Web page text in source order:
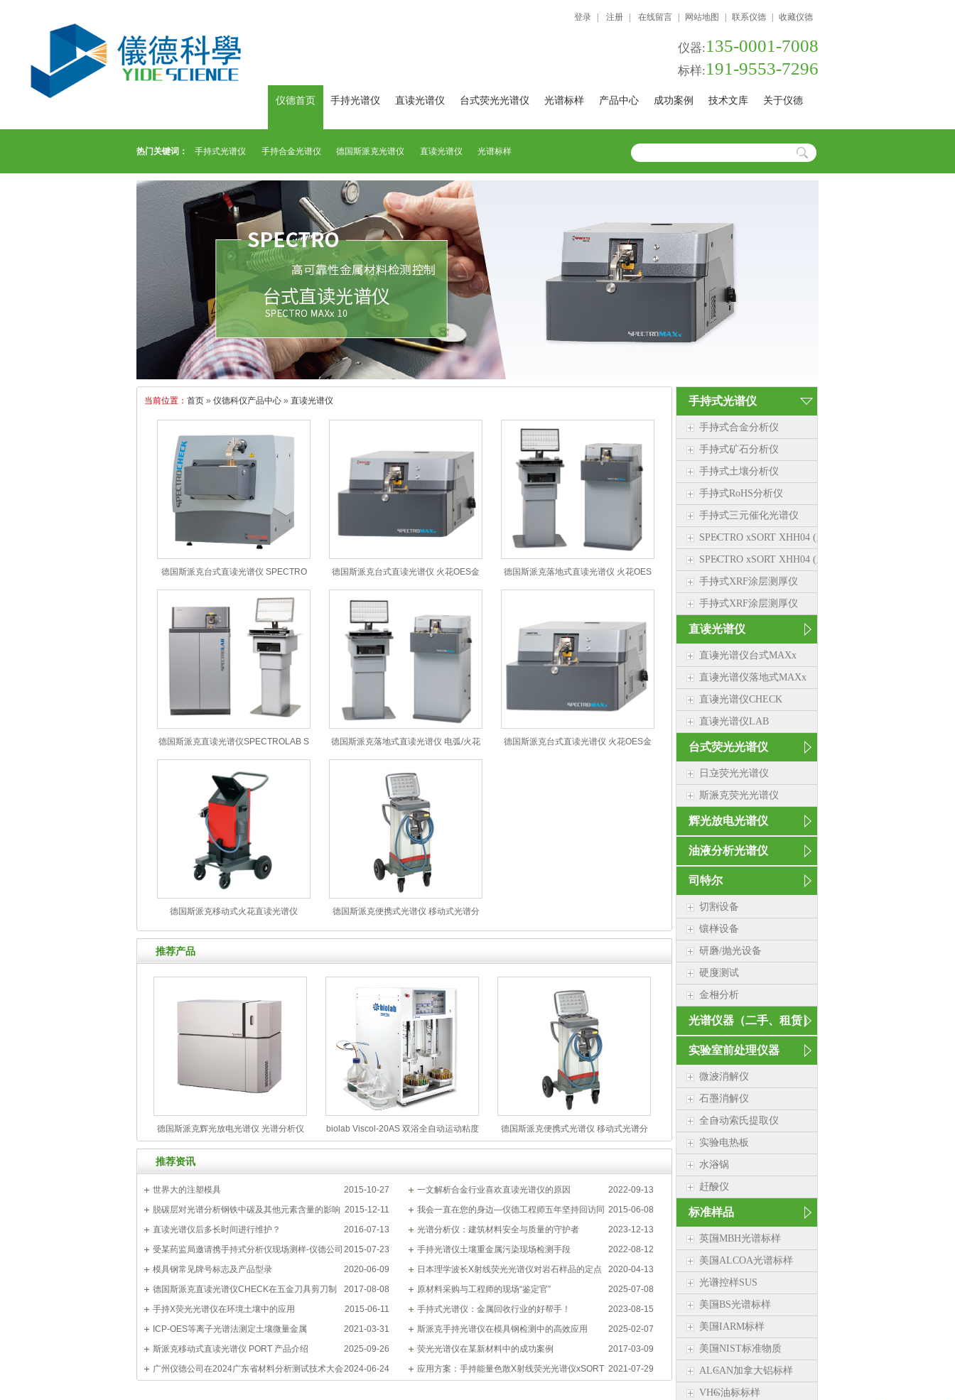
登录 注册 在线留言 网站地图 联系仪德 收藏仪德
仪器:135-0001-7008
标样:191-9553-7296
仪德首页 手持光谱仪 直读光谱仪 台式荧光光谱仪 光谱标样 产品中心 成功案例 技术文库 关于仪德
热门关键词： 手持式光谱仪 手持合金光谱仪 德国斯派克光谱仪 直读光谱仪 光谱标样
当前位置： 首页 » 仪德科仪产品中心 » 直读光谱仪
德国斯派克台式直读光谱仪 SPECTRO
CHECK02
德国斯派克台式直读光谱仪 火花OES金
属分析仪 SPECTROMAXx
德国斯派克落地式直读光谱仪 火花OES
金属分析仪 SPECTROMAXx
德国斯派克直读光谱仪SPECTROLAB S
– 高端金属分析真正意义上的革命
德国斯派克落地式直读光谱仪 电弧/火花
OES金属分析仪 SPECTROMAXx
德国斯派克台式直读光谱仪 火花OES金
德国斯派克移动式火花直读光谱仪
SPECTRO PORT
德国斯派克便携式光谱仪 移动式光谱分
析仪 SPECTRO TEST
推荐产品
德国斯派克辉光放电光谱仪 光谱分析仪
型号：GDA750/GDA550
biolab Viscol-20AS 双浴全自动运动粘度
计
德国斯派克便携式光谱仪 移动式光谱分
析仪 SPECTRO TEST
推荐资讯
2015-10-27
世界大的注塑模具 2022-09-13
一文解析合金行业喜欢直读光谱仪的原因
2015-12-11
脱碳层对光谱分析钢铁中碳及其他元素含量的影响 2015-06-08
我会一直在您的身边—仪德工程师五年坚持回访同
一客户
2016-07-13
直读光谱仪后多长时间进行维护？ 2023-12-13
光谱分析仪：建筑材料安全与质量的守护者
2015-07-23
受某药监局邀请携手持式分析仪现场测样-仪德公司 2022-08-12
手持光谱仪土壤重金属污染现场检测手段
2020-06-09
模具钢常见牌号标志及产品型录 2020-04-13
日本理学波长X射线荧光光谱仪对岩石样品的定点
分析及面扫描分析
2017-08-08
德国斯派克直读光谱仪CHECK在五金刀具剪刀制
造中的应用成功案例
2025-07-08
原材料采购与工程师的现场“鉴定官”
2015-06-11
手持X荧光光谱仪在环境土壤中的应用 2023-08-15
手持式光谱仪：金属回收行业的好帮手！
2021-03-31
ICP-OES等离子光谱法测定土壤微量金属 2025-02-07
斯派克手持光谱仪在模具钢检测中的高效应用
2025-09-26
斯派克移动式直读光谱仪 PORT 产品介绍 2017-03-09
荧光光谱仪在某新材料中的成功案例
2024-06-24
广州仪德公司在2024广东省材料分析测试技术大会
2021-07-29
应用方案：手持能量色散X射线荧光光谱仪xSORT
手持式光谱仪
手持式合金分析仪
手持式矿石分析仪
手持式土壤分析仪
手持式RoHS分析仪
手持式三元催化光谱仪
SPECTRO xSORT XHH04 (新品）
SPECTRO xSORT XHH04 (新品）
手持式XRF涂层测厚仪
手持式XRF涂层测厚仪
直读光谱仪
直读光谱仪台式MAXx
直读光谱仪落地式MAXx
直读光谱仪CHECK
直读光谱仪LAB
台式荧光光谱仪
日立荧光光谱仪
斯派克荧光光谱仪
辉光放电光谱仪
油液分析光谱仪
司特尔
切割设备
镶样设备
研磨/抛光设备
硬度测试
金相分析
光谱仪器（二手、租赁）
实验室前处理仪器
微波消解仪
石墨消解仪
全自动索氏提取仪
实验电热板
水浴锅
赶酸仪
标准样品
英国MBH光谱标样
美国ALCOA光谱标样
光谱控样SUS
美国BS光谱标样
美国IARM标样
美国NIST标准物质
ALCAN加拿大铝标样
VHG油标标样